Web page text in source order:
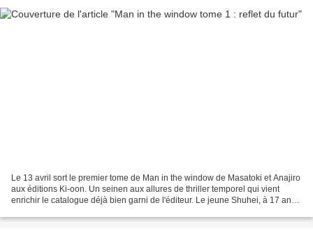
Le 13 avril sort le premier tome de Man in the window de Masatoki et Anajiro
aux éditions Ki-oon. Un seinen aux allures de thriller temporel qui vient
enrichir le catalogue déjà bien garni de l'éditeur. Le jeune Shuhei, à 17 ans,